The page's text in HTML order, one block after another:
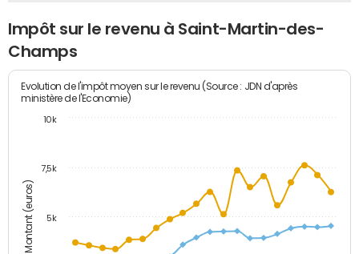
Impôt sur le revenu à Saint-Martin-des-
Champs
Montant (euros)
Evolution de l'impôt moyen sur le revenu (Source : JDN d'après
ministère de l'Economie)
5k
7,5k
10k